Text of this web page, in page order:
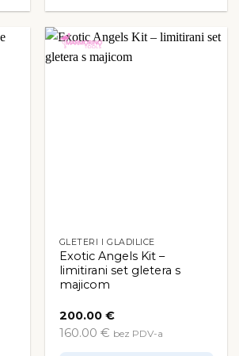
GLETERI I GLADILICE
Exotic Angels Kit –
limitirani set gletera s
majicom
200.00 €
160.00 € bez PDV-a